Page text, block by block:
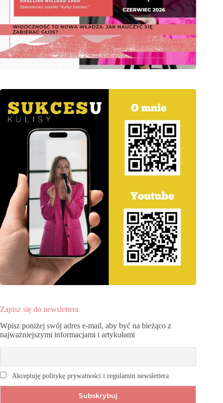
Zapisz się do newslettera
Wpisz poniżej swój adres e-mail, aby być na bieżąco z
najważniejszymi informacjami i artykułami
Akceptuję politykę prywatności i regulamin newslettera